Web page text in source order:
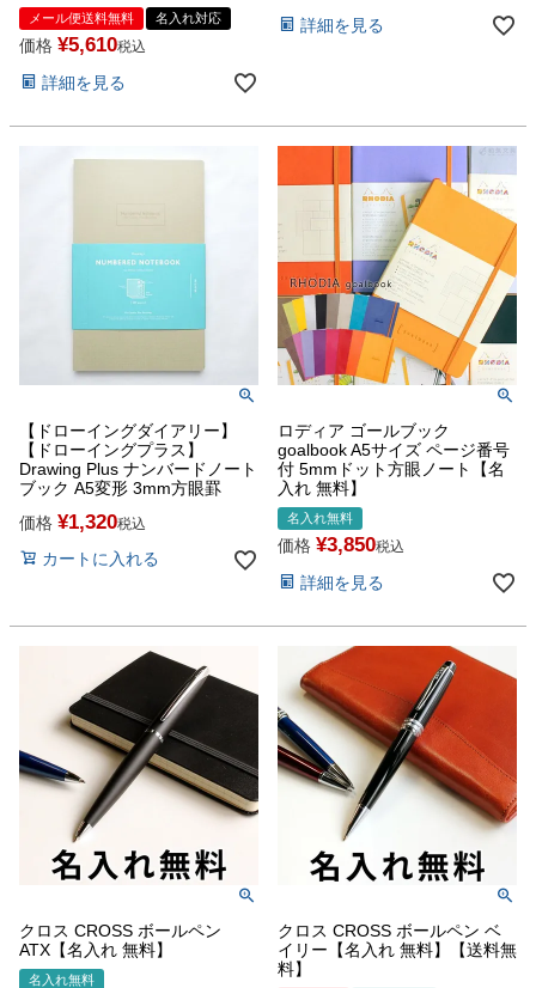
メール便送料無料 名入れ対応
価格 ¥5,610税込
詳細を見る
詳細を見る
【ドローイングダイアリー】
【ドローイングプラス】
Drawing Plus ナンバードノート
ブック A5変形 3mm方眼罫
価格 ¥1,320税込
カートに入れる
ロディア ゴールブック
goalbook A5サイズ ページ番号
付 5mmドット方眼ノート【名
入れ 無料】
名入れ無料
価格 ¥3,850税込
詳細を見る
クロス CROSS ボールペン
ATX【名入れ 無料】
名入れ無料
クロス CROSS ボールペン ベ
イリー【名入れ 無料】【送料無
料】